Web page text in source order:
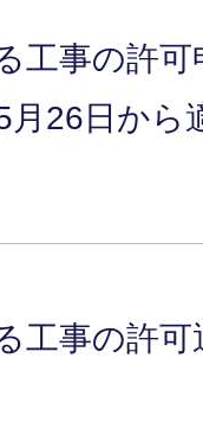
工事の許可
月26日から
工事の許可